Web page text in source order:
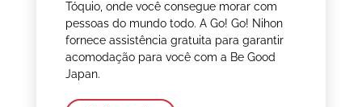
Tóquio, onde você consegue morar com
pessoas do mundo todo. A Go! Go! Nihon
fornece assistência gratuita para garantir
acomodação para você com a Be Good
Japan.